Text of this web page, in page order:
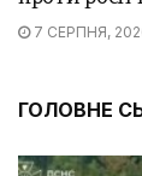
7 СЕРПНЯ,
ГОЛОВНЕ